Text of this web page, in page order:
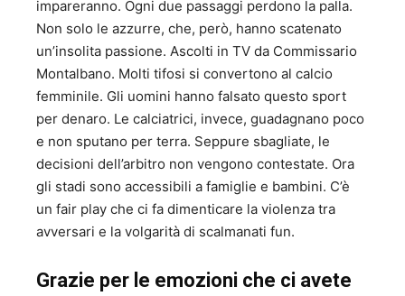
impareranno. Ogni due passaggi perdono la palla.
Non solo le azzurre, che, però, hanno scatenato
un’insolita passione. Ascolti in TV da Commissario
Montalbano. Molti tifosi si convertono al calcio
femminile. Gli uomini hanno falsato questo sport
per denaro. Le calciatrici, invece, guadagnano poco
e non sputano per terra. Seppure sbagliate, le
decisioni dell’arbitro non vengono contestate. Ora
gli stadi sono accessibili a famiglie e bambini. C’è
un fair play che ci fa dimenticare la violenza tra
avversari e la volgarità di scalmanati fun.
Grazie per le emozioni che ci avete